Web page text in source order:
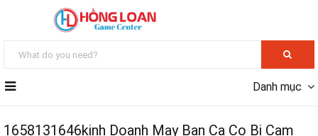
Danh mục
1658131646kinh Doanh May Ban Ca Co Bi Cam